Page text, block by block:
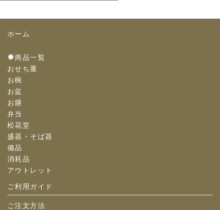
ホーム
商品一覧
おせち重
お椀
お盆
お膳
弁当
松花堂
盛器・そば器
備品
消耗品
アウトレット
ご利用ガイド
ご注文方法